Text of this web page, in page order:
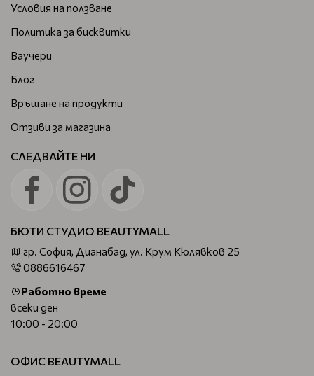
Условия на ползване
Политика за бисквитки
Ваучери
Блог
Връщане на продукти
Отзиви за магазина
СЛЕДВАЙТЕ НИ
БЮТИ СТУДИО BEAUTYMALL
гр. София, Дианабад, ул. Крум Кюлявков 25
0886616467
Работно време
всеки ден
10:00 - 20:00
ОФИС BEAUTYMALL